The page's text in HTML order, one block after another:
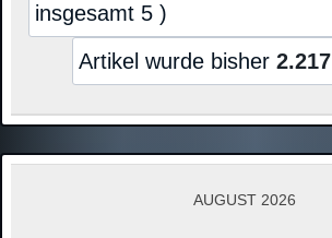
insgesamt 5 )
Artikel wurde bisher 2.217
AUGUST 2026